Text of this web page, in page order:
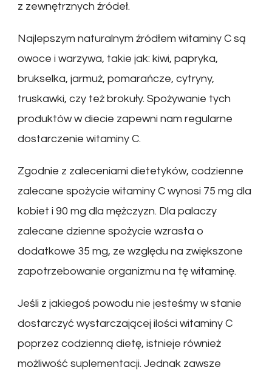
z zewnętrznych źródeł.
Najlepszym naturalnym źródłem witaminy C są
owoce i warzywa, takie jak: kiwi, papryka,
brukselka, jarmuż, pomarańcze, cytryny,
truskawki, czy też brokuły. Spożywanie tych
produktów w diecie zapewni nam regularne
dostarczenie witaminy C.
Zgodnie z zaleceniami dietetyków, codzienne
zalecane spożycie witaminy C wynosi 75 mg dla
kobiet i 90 mg dla mężczyzn. Dla palaczy
zalecane dzienne spożycie wzrasta o
dodatkowe 35 mg, ze względu na zwiększone
zapotrzebowanie organizmu na tę witaminę.
Jeśli z jakiegoś powodu nie jesteśmy w stanie
dostarczyć wystarczającej ilości witaminy C
poprzez codzienną dietę, istnieje również
możliwość suplementacji. Jednak zawsze